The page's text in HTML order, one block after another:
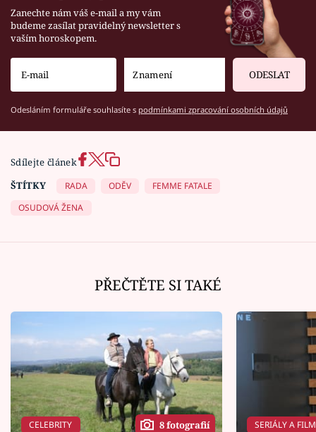
Zanechte nám váš e-mail a my vám
budeme zasílat pravidelný newsletter s
vaším horoskopem.
ODESLAT
Odesláním formuláře souhlasíte s podmínkami zpracování osobních údajů
Sdílejte článek
ŠTÍTKY
RADA ODĚV
FEMME FATALE
OSUDOVÁ ŽENA
PŘEČTĚTE SI TAKÉ
CELEBRITY 8 fotografií SERIÁLY A